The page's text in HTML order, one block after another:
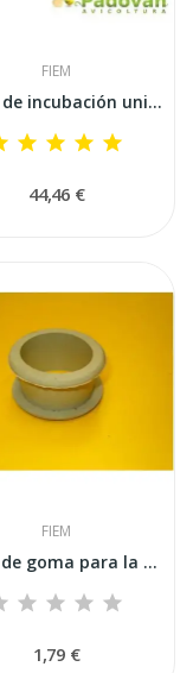
FIEM
Cesta de incubación universal de 38x35 cm para...
44,46 €
FIEM
Anillo de goma para la entrada de aire en...
1,79 €